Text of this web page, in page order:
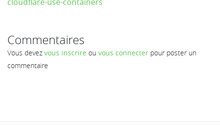
Commentaires
Vous devez vous inscrire ou vous connecter pour poster un
commentaire